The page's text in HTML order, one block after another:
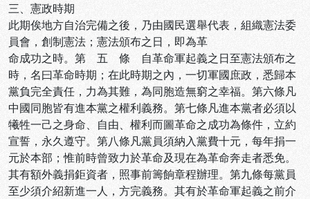
三、憲政時期
此期俟地方自治完備之後，乃由國民選舉代表，組織憲法委
員會，創制憲法；憲法頒布之日，即為革
命成功之時。第 五 條 自革命軍起義之日至憲法頒布之
時，名曰革命時期；在此時期之內，一切軍國庶政，悉歸本
黨負完全責任，力為其難，為同胞造無窮之幸福。第六條凡
中國同胞皆有進本黨之權利義務。第七條凡進本黨者必須以
犧牲一己之身命、自由、權利而圖革命之成功為條件，立約
宣誓，永久遵守。第八條凡黨員須納入黨費十元，每年捐一
元於本部；惟前時曾致力於革命及現在為革命奔走者悉免。
其有額外義捐鉅資者，照事前籌餉章程辦理。第九條每黨員
至少須介紹新進一人，方完義務。其有於革命軍起義之前介